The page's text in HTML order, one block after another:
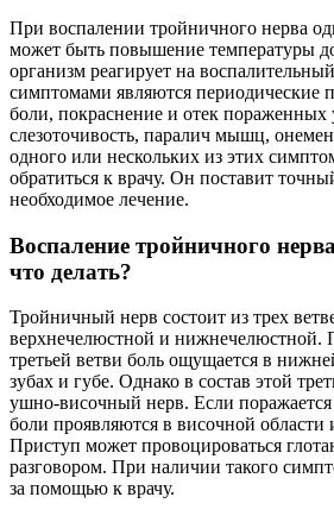
При воспалении тройничного нерва
может быть повышение температуры
организм реагирует на
симптомами являются периодические
боли, покраснение и отек пораженных
слезоточивость, паралич мышц,
одного или нескольких из этих
обратиться к врачу. Он поставит
необходимое лечение.
Воспаление тройничного
что делать?
Тройничный нерв состоит из трех
верхнечелюстной и нижнечелюстной.
третьей ветви боль ощущается в
зубах и губе. Однако в состав этой
ушно-височный нерв. Если поражается
боли проявляются в височной области
Приступ может провоцироваться
разговором. При наличии такого
за помощью к врачу.